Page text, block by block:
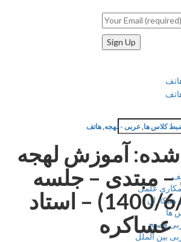
علمی
فصیح
الملل
ها ,عربی - لهجه,هاتف
آموزش لهجه
مبتدی – جلسه
11(1400/6/30) – استاد
عساکره